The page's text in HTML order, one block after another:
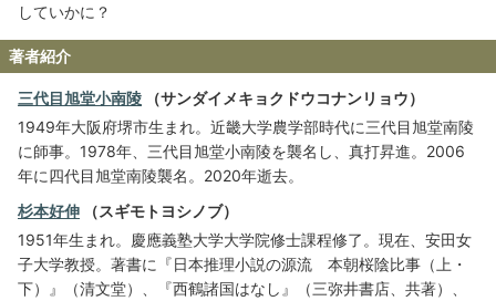
していかに？
著者紹介
三代目旭堂小南陵 （サンダイメキョクドウコナンリョウ）
1949年大阪府堺市生まれ。近畿大学農学部時代に三代目旭堂南陵
に師事。1978年、三代目旭堂小南陵を襲名し、真打昇進。2006
年に四代目旭堂南陵襲名。2020年逝去。
杉本好伸 （スギモトヨシノブ）
1951年生まれ。慶應義塾大学大学院修士課程修了。現在、安田女
子大学教授。著書に『日本推理小説の源流 本朝桜陰比事（上・
下）』（清文堂）、『西鶴諸国はなし』（三弥井書店、共著）、